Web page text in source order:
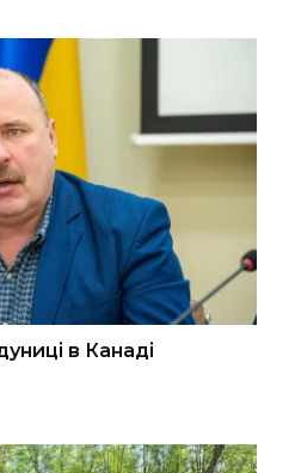
в Канаді